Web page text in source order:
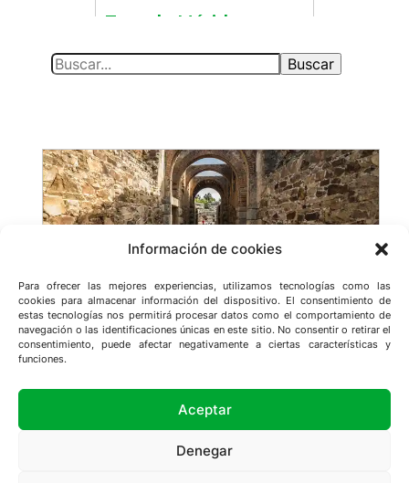
Información de cookies
Para ofrecer las mejores experiencias, utilizamos tecnologías como las
cookies para almacenar información del dispositivo. El consentimiento de
estas tecnologías nos permitirá procesar datos como el comportamiento de
navegación o las identificaciones únicas en este sitio. No consentir o retirar el
consentimiento, puede afectar negativamente a ciertas características y
funciones.
Aceptar
Denegar
S
c
h
Buscar